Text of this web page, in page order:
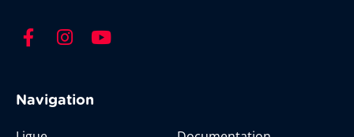
Navigation